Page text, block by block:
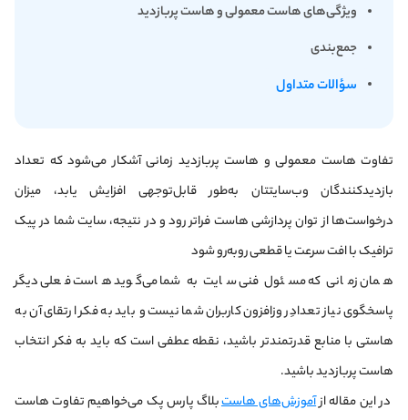
ویژگی‌های هاست معمولی و هاست پربازدید
جمع‌بندی
سؤالات متداول
تفاوت هاست معمولی و هاست پربازدید زمانی آشکار می‌شود که تعداد
بازدیدکنندگان وب‌سایتتان به‌طور قابل‌توجهی افزایش یابد، میزان
درخواست‌ها از توان پردازشی هاست فراتر رود و در نتیجه، سایت شما در پیک
ترافیک با افت سرعت یا قطعی روبه‌رو شود
همان زمانی که مسئول فنی سایت به شما می‌گوید هاست فعلی دیگر
پاسخگوی نیاز تعدادِ روزافزون کاربران شما نیست و باید به فکر ارتقای آن به
هاستی با منابع قدرتمندتر باشید، نقطه عطفی است که باید به فکر انتخاب
هاست پربازدید باشید.
در این مقاله ازآموزش‌های هاستبلاگ پارس پک می‌خواهیم تفاوت هاست